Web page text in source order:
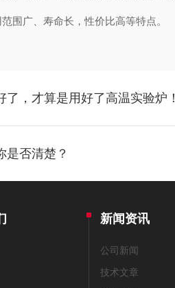
广、寿命长，性价比高等特点。
了，才算是用好了高温实验炉！
是否清楚？
新闻资讯
公司新闻
技术文章